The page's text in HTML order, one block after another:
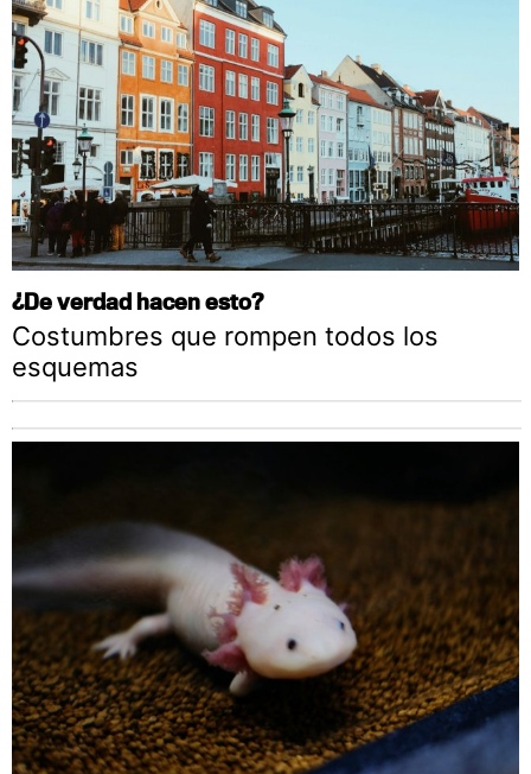
¿De verdad hacen esto?
Costumbres que rompen todos los
esquemas